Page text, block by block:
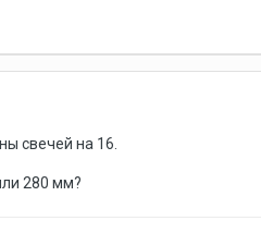
свечей на 16.
280 мм?